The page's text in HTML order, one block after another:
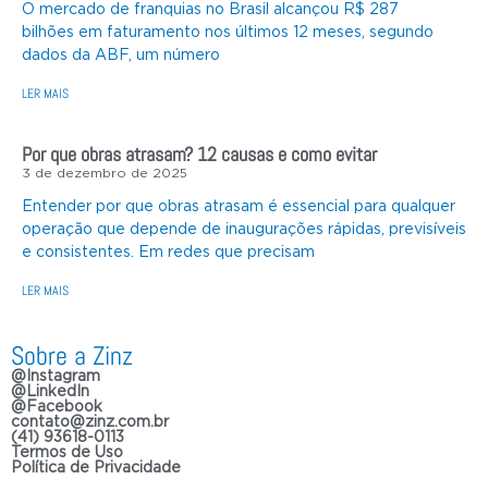
O mercado de franquias no Brasil alcançou R$ 287
bilhões em faturamento nos últimos 12 meses, segundo
dados da ABF, um número
LER MAIS
Por que obras atrasam? 12 causas e como evitar
3 de dezembro de 2025
Entender por que obras atrasam é essencial para qualquer
operação que depende de inaugurações rápidas, previsíveis
e consistentes. Em redes que precisam
LER MAIS
Sobre a Zinz
@Instagram
@LinkedIn
@Facebook
contato@zinz.com.br
(41) 93618-0113
Termos de Uso
Política de Privacidade